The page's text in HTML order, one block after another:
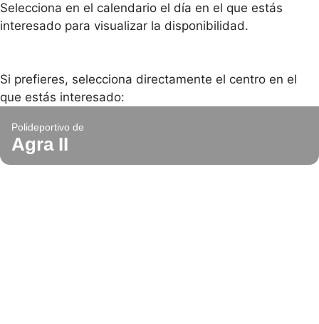
Selecciona en el calendario el día en el que estás
interesado para visualizar la disponibilidad.
Si prefieres, selecciona directamente el centro en el
que estás interesado:
Polideportivo de
Agra II